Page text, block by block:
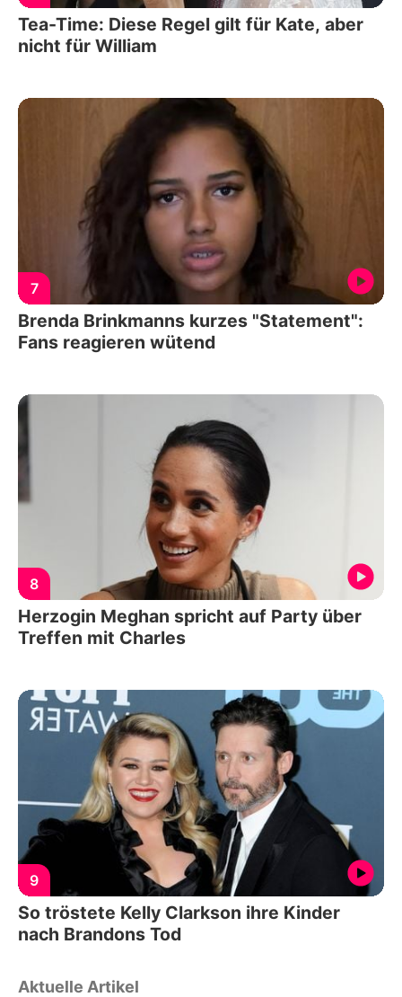
Tea-Time: Diese Regel gilt für Kate, aber
nicht für William
7
Brenda Brinkmanns kurzes "Statement":
Fans reagieren wütend
8
Herzogin Meghan spricht auf Party über
Treffen mit Charles
9
So tröstete Kelly Clarkson ihre Kinder
nach Brandons Tod
Aktuelle Artikel